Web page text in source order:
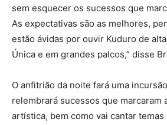
sem esquecer os sucessos que
As expectativas são as melhores,
estão ávidas por ouvir Kuduro de
Única e em grandes palcos,” disse
O anfitrião da noite fará uma
relembrará sucessos que marcaram
artística, bem como vai cantar